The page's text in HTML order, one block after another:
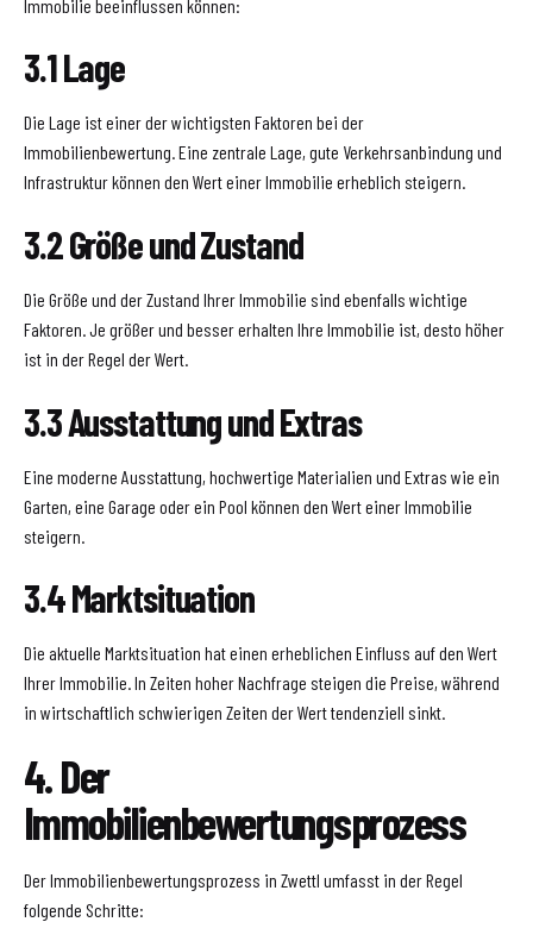
Immobilie beeinflussen können:
3.1 Lage
Die Lage ist einer der wichtigsten Faktoren bei der
Immobilienbewertung. Eine zentrale Lage, gute Verkehrsanbindung und
Infrastruktur können den Wert einer Immobilie erheblich steigern.
3.2 Größe und Zustand
Die Größe und der Zustand Ihrer Immobilie sind ebenfalls wichtige
Faktoren. Je größer und besser erhalten Ihre Immobilie ist, desto höher
ist in der Regel der Wert.
3.3 Ausstattung und Extras
Eine moderne Ausstattung, hochwertige Materialien und Extras wie ein
Garten, eine Garage oder ein Pool können den Wert einer Immobilie
steigern.
3.4 Marktsituation
Die aktuelle Marktsituation hat einen erheblichen Einfluss auf den Wert
Ihrer Immobilie. In Zeiten hoher Nachfrage steigen die Preise, während
in wirtschaftlich schwierigen Zeiten der Wert tendenziell sinkt.
4. Der
Immobilienbewertungsprozess
Der Immobilienbewertungsprozess in Zwettl umfasst in der Regel
folgende Schritte: